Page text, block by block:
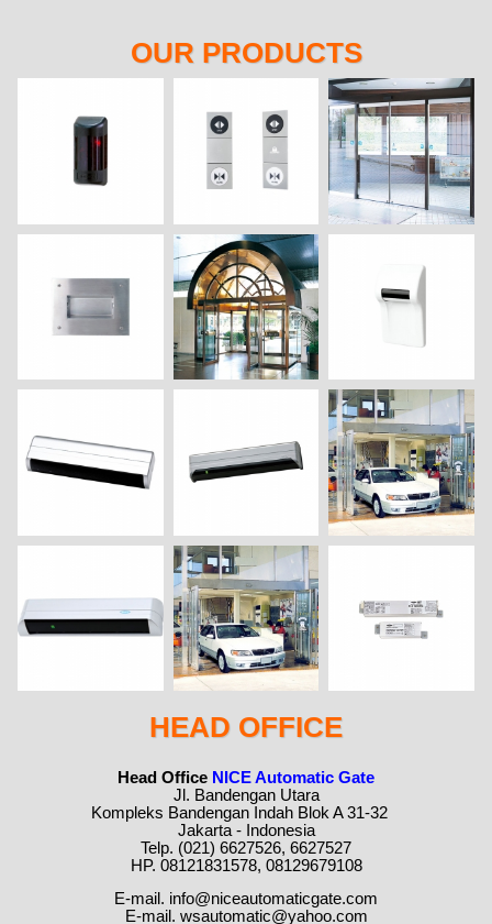
OUR PRODUCTS
HEAD OFFICE
Head Office NICE Automatic Gate
Jl. Bandengan Utara
Kompleks Bandengan Indah Blok A 31-32
Jakarta - Indonesia
Telp. (021) 6627526, 6627527
HP. 08121831578, 08129679108
E-mail. info@niceautomaticgate.com
E-mail. wsautomatic@yahoo.com